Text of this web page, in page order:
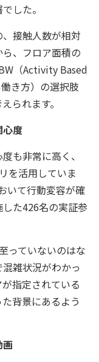
した。
接触人数が相対
、フロア面積の
（Activity Based
き方）の選択肢
られます。
心度
も非常に高く、
を活用していま
いて行動変容が確
た426名の実証参
っていないのはな
雑状況がわかっ
指定されている
背景にあるよう
画